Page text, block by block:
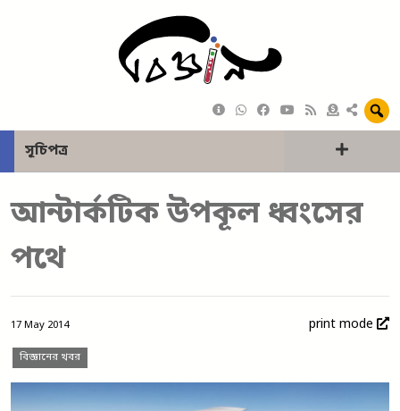
সূচিপত্র
আন্টার্কটিক উপকূল ধ্বংসের
পথে
17 May 2014 print mode
বিজ্ঞানের খবর